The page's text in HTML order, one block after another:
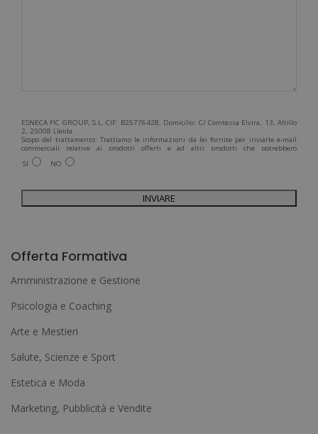
ESNECA FIC GROUP, S.L, CIF: B25776428, Domicilio: C/ Comtessa Elvira, 13, Altillo
2, 25008 Lleida.
Scopo del trattamento: Trattiamo le informazioni da lei fornite per inviarle e-mail
commerciali relative ai prodotti offerti e ad altri prodotti che potrebbero
interessarla. Legittimazione del trattamento: Consenso dell'interessato. Diritti:
Può esercitare i suoi diritti identificandosi sufficientemente e contattandoci
ricevere informazioni commerciali (per telefono e/o via e-mail):
SI NO
l
r
n
a
v
Offerta Formativa
Amministrazione e Gestione
Psicologia e Coaching
Arte e Mestieri
Salute, Scienze e Sport
Estetica e Moda
Marketing, Pubblicità e Vendite